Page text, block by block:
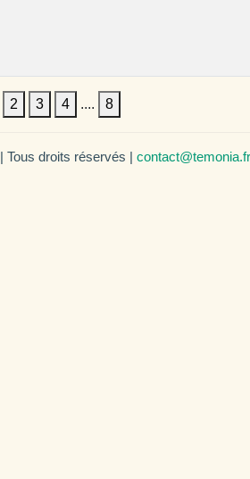
2 3 4 .... 8
| Tous droits réservés | contact@temonia.fr